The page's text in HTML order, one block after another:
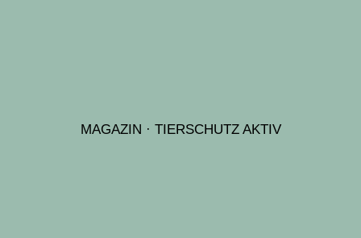
MAGAZIN · TIERSCHUTZ AKTIV